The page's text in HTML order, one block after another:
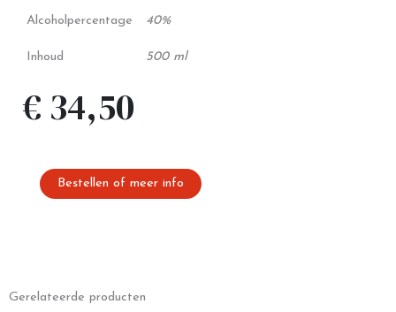
Alcoholpercentage 40%
Inhoud 500 ml
€ 34,50
Bestellen of meer info
Gerelateerde producten